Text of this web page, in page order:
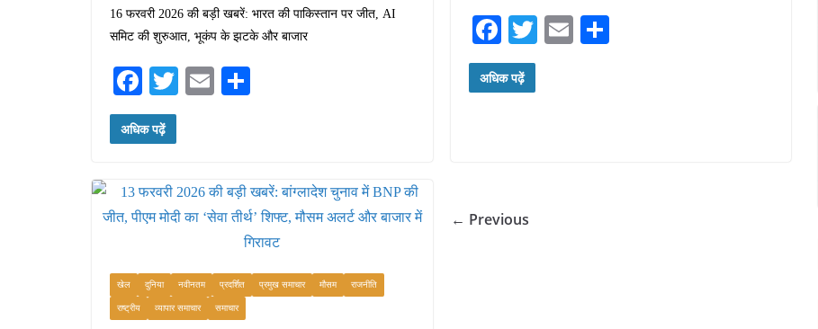
16 फरवरी 2026 की बड़ी खबरें: भारत की पाकिस्तान पर जीत, AI
समिट की शुरुआत, भूकंप के झटके और बाजार
Fa
ce
bo
T
E
अधिक पढ़ें
Fa
ce
bo
T
E
अधिक पढ़ें
खेल दुनिया नवीनतम प्रदर्शित प्रमुख समाचार मौसम राजनीति
राष्ट्रीय व्यापार समाचार समाचार
← Previous